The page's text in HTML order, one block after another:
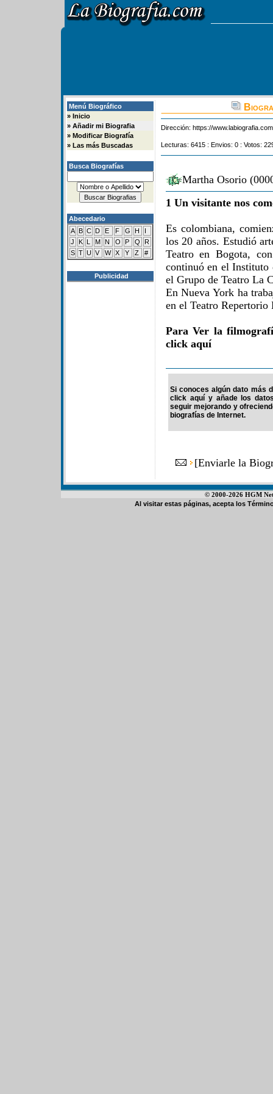
Menú Biográfico
» Inicio
» Añadir mi Biografia
» Modificar Biografía
» Las más Buscadas
Busca Biografías
Abecedario
A B C D E F G H
I
J
K L M N O P Q
R
S T U V W X Y Z #
Publicidad
Dirección: https://
Lecturas: 6415 : Envios: 0 : Votos:
Martha Osorio
1 Un visitante nos
Es colombiana,
los 20 años. Estudió
Teatro en Bogota,
continuó en el Instituto
el Grupo de Teatro La
En Nueva York ha
en el Teatro Repertorio
Para Ver la
click aquí
Si conoces algún dato más
click aquí y añade los
seguir mejorando y
biografías de Internet.
[Enviarle la
© 2000-2026 HGM
Al visitar estas páginas, acepta los